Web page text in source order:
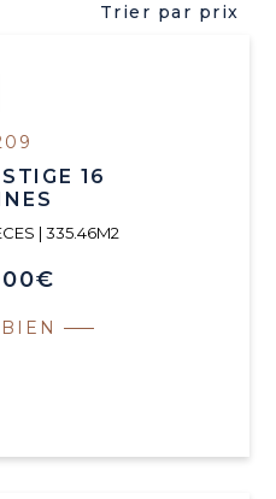
Trier par prix
16
| 335.46M2